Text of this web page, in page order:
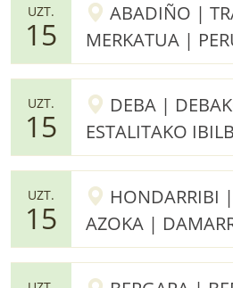
UZT.
15
ABADIÑO |
MERKATUA |
UZT.
15
DEBA |
ESTALITAKO
UZT.
15
HONDARRIBI
AZOKA |